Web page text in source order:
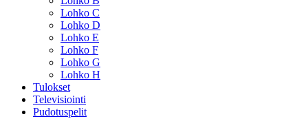
Lohko C
Lohko D
Lohko E
Lohko F
Lohko G
Lohko H
Tulokset
Televisiointi
Pudotuspelit